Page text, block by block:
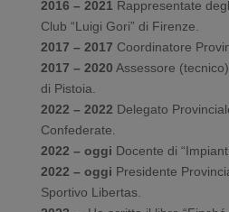
2016 – 2021Rappresentate
Club “Luigi Gori” di Firenze.
2017 – 2017 Coordinatore
2017 – 2020 Assessore
di Pistoia.
2022 – 2022 Delegato
Confederate.
2022 – oggi Docente di
2022 – oggi Presidente
Sportivo Libertas.